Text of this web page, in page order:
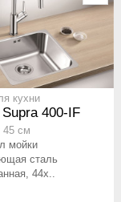
кухни
Supra 400-IF
45 см
мойки
сталь
44x..